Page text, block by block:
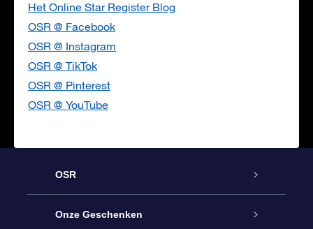
Het Online Star Register Blog
OSR @ Facebook
OSR @ Instagram
OSR @ TikTok
OSR @ Pinterest
OSR @ YouTube
OSR
Service
Onze Geschenken